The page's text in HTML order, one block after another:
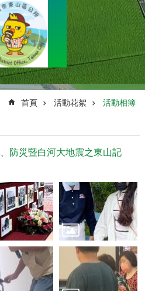
首頁 活動花絮 活動相簿
防災暨白河大地震之東山記